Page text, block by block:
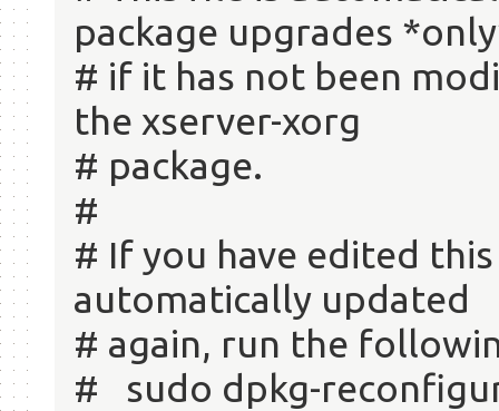
package upgrades
# if it has not been
the xserver-xorg
# package.
#
# If you have edited
automatically updated
# again, run the
# sudo dpkg-